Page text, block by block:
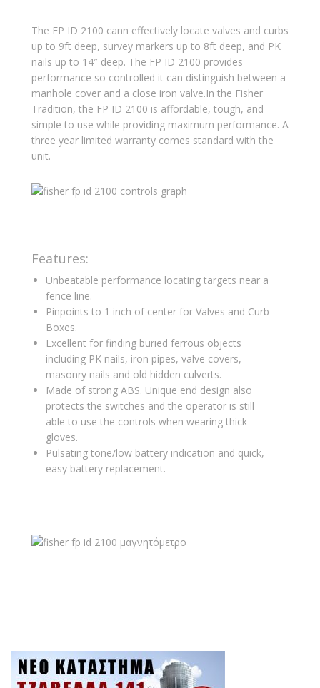
The FP ID 2100 cann effectively locate valves and curbs
up to 9ft deep, survey markers up to 8ft deep, and PK
nails up to 14″ deep. The FP ID 2100 provides
performance so controlled it can distinguish between a
manhole cover and a close iron valve.In the Fisher
Tradition, the FP ID 2100 is affordable, tough, and
simple to use while providing maximum performance. A
three year limited warranty comes standard with the
unit.
Features:
Unbeatable performance locating targets near a
fence line.
Pinpoints to 1 inch of center for Valves and Curb
Boxes.
Excellent for finding buried ferrous objects
including PK nails, iron pipes, valve covers,
masonry nails and old hidden culverts.
Made of strong ABS. Unique end design also
protects the switches and the operator is still
able to use the controls when wearing thick
gloves.
Pulsating tone/low battery indication and quick,
easy battery replacement.